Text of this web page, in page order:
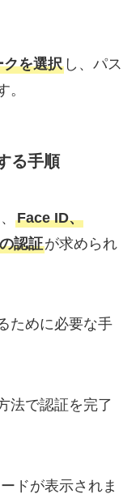
を選択し、パス
る手順
Face ID、
認証が求められ
ために必要な手
法で認証を完了
ドが表示されま